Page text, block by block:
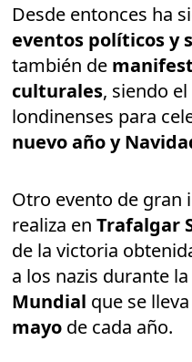
Desde entonces ha
eventos políticos y
también de
culturales, siendo
londinenses para
nuevo año y
Otro evento de gran
realiza enTrafalgar
de la victoria
a los nazis durante la
Mundial que se
mayo de cada año.